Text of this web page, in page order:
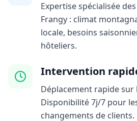
Expertise spécialisée
Frangy : climat
locale, besoins
hôteliers.
Intervention
Déplacement rapide
Disponibilité 7j/7 pour
changements de clients.